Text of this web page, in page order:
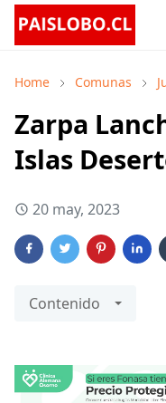
Home Comunas
Zarpa
Islas
20 may, 2023
Contenido